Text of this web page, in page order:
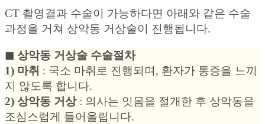
CT 촬영결과 수술이 가능하다면 아래와 같은 수술
과정을 거쳐 상악동 거상술이 진행됩니다.
◼︎ 상악동 거상술 수술절차
1) 마취 : 국소 마취로 진행되며, 환자가 통증을 느끼
지 않도록 합니다.
2) 상악동 거상: 의사는 잇몸을 절개한 후 상악동을
조심스럽게 들어올립니다.